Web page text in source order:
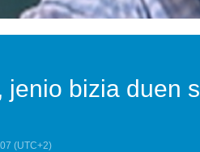
jenio bizia duen
(UTC+2)